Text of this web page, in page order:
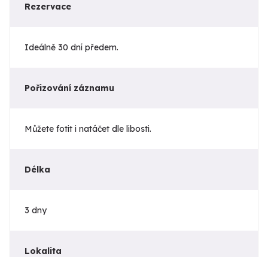
Rezervace
Ideálně 30 dní předem.
Pořizování záznamu
Můžete fotit i natáčet dle libosti.
Délka
3 dny
Lokalita